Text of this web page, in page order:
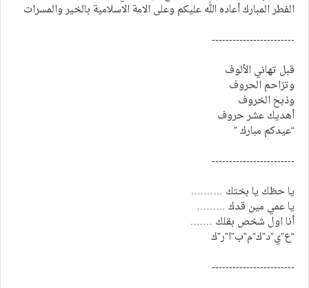
الفطر المبارك أعاده الله عليكم وعلى الامة الاسلامية بالخير والمسرات
------------------------
قبل تهاني الألوف
وتزاحم الحروف
وذبح الخروف
أهديك عشر حروف
“عيدكم مبارك ”
------------------------
يا حظك يا بختك ……….
يا عمي مين قدك ………
أنا اول شخص بقلك …….
“ع”ي”د”ك”م”ب”ا”ر”ك
------------------------